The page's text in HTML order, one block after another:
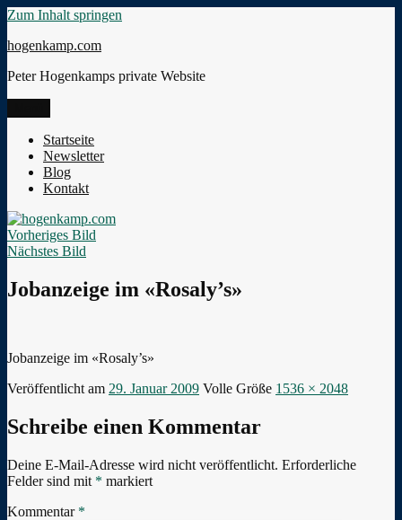
Zum Inhalt springen
hogenkamp.com
Peter Hogenkamps private Website
Startseite
Newsletter
Blog
Kontakt
Vorheriges Bild
Nächstes Bild
Jobanzeige im «Rosaly’s»
Jobanzeige im «Rosaly’s»
Veröffentlicht am 29. Januar 2009 Volle Größe 1536 × 2048
Schreibe einen Kommentar
Deine E-Mail-Adresse wird nicht veröffentlicht. Erforderliche
Felder sind mit * markiert
Kommentar *